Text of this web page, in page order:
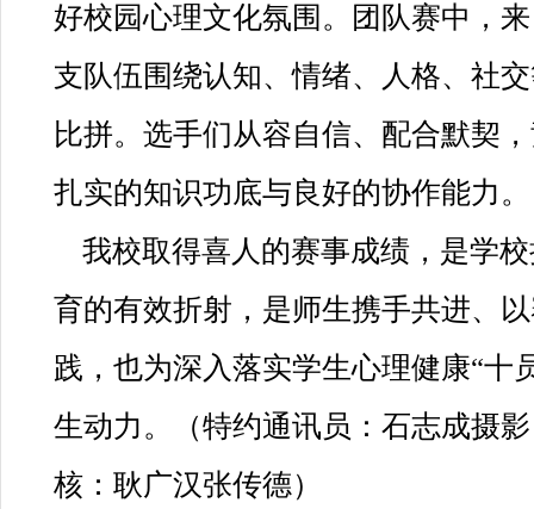
好校园心理文化氛围。团队赛中，
支队伍围绕认知、情绪、人格、社
比拼。选手们从容自信、配合默契
扎实的知识功底与良好的协作能力。
我校取得喜人的赛事成绩，是学
育的有效折射，是师生携手共进、
践，也为深入落实学生心理健康“十
生动力‌。（特约通讯员：石志成摄
核：耿广汉张传德）